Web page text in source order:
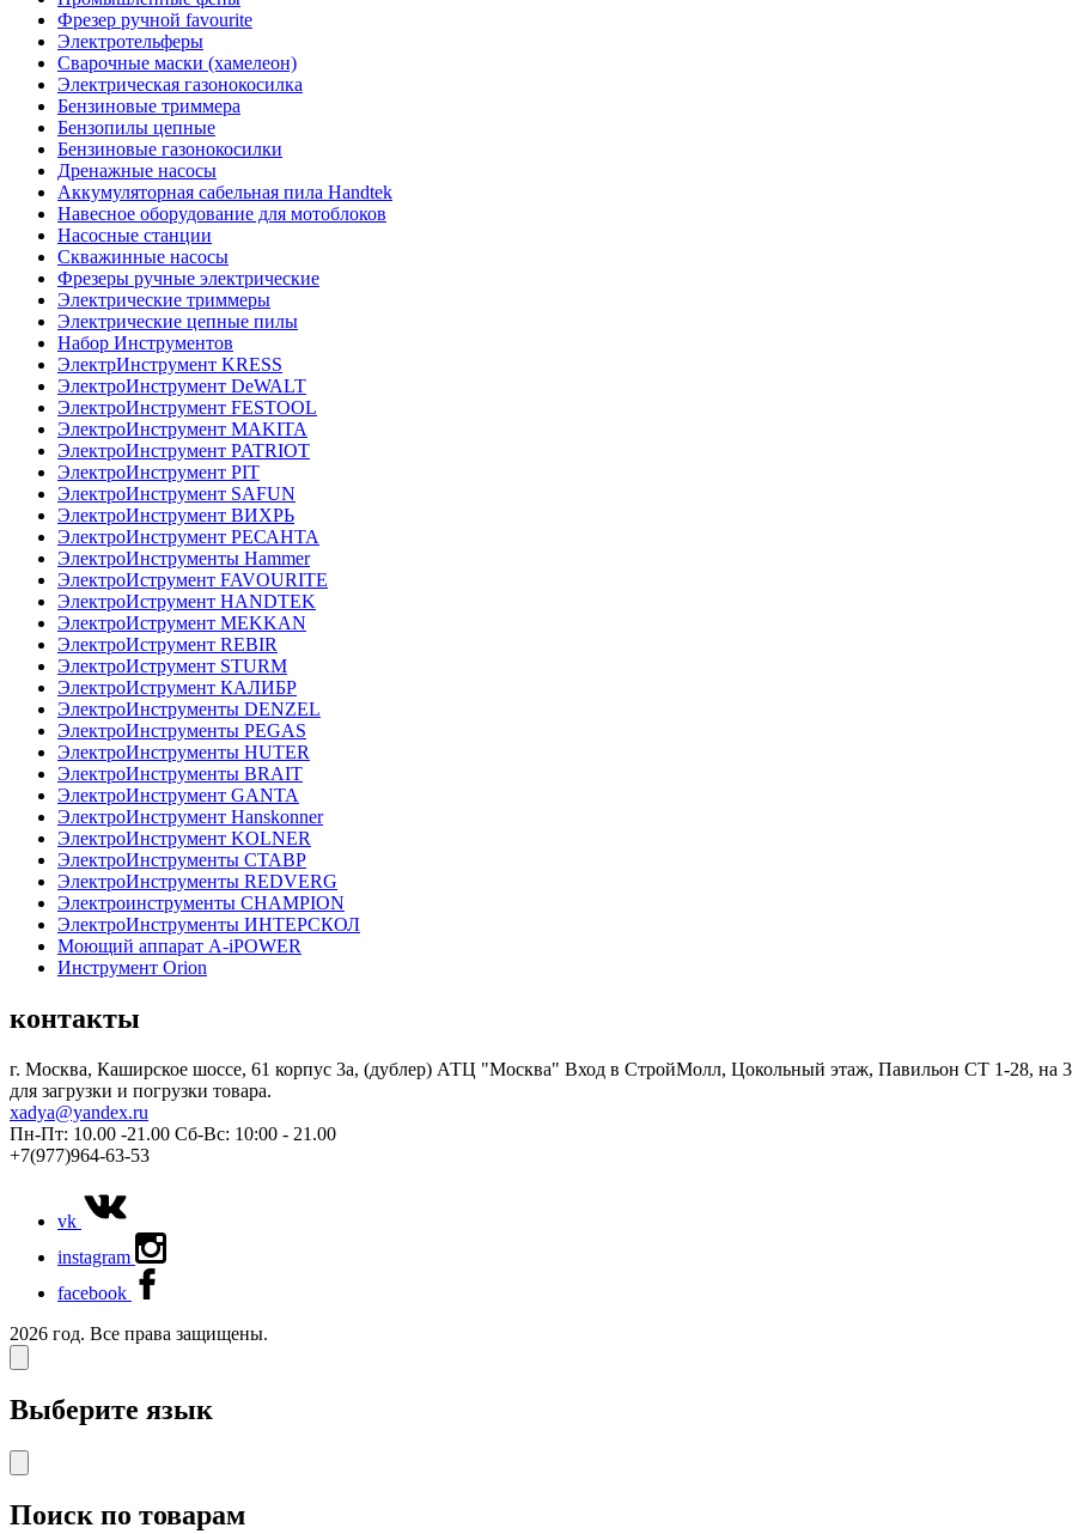
Фрезер ручной favourite
Электротельферы
Сварочные маски (хамелеон)
Электрическая газонокосилка
Бензиновые триммера
Бензопилы цепные
Бензиновые газонокосилки
Дренажные насосы
Аккумуляторная сабельная пила Handtek
Навесное оборудование для мотоблоков
Насосные станции
Скважинные насосы
Фрезеры ручные электрические
Электрические триммеры
Электрические цепные пилы
Набор Инструментов
ЭлектрИнструмент KRESS
ЭлектроИнструмент DeWALT
ЭлектроИнструмент FESTOOL
ЭлектроИнструмент MAKITA
ЭлектроИнструмент PATRIOT
ЭлектроИнструмент PIT
ЭлектроИнструмент SAFUN
ЭлектроИнструмент ВИХРЬ
ЭлектроИнструмент РЕСАНТА
ЭлектроИнструменты Hammer
ЭлектроИструмент FAVOURITE
ЭлектроИструмент HANDTEK
ЭлектроИструмент MEKKAN
ЭлектроИструмент REBIR
ЭлектроИструмент STURM
ЭлектроИструмент КАЛИБР
ЭлектроИнструменты DENZEL
ЭлектроИнструменты PEGAS
ЭлектроИнструменты HUTER
ЭлектроИнструменты BRAIT
ЭлектроИнструмент GANTA
ЭлектроИнструмент Hanskonner
ЭлектроИнструмент KOLNER
ЭлектроИнструменты СТАВР
ЭлектроИнструменты REDVERG
Электроинструменты CHAMPION
ЭлектроИнструменты ИНТЕРСКОЛ
Моющий аппарат A-iPOWER
Инструмент Orion
контакты
г. Москва, Каширское шоссе, 61 корпус 3а, (дублер) АТЦ "Москва" Вход в СтройМолл, Цокольный этаж, Павильон СТ 1-28, на 3
для загрузки и погрузки товара.
xadya@yandex.ru
Пн-Пт: 10.00 -21.00 Сб-Вс: 10:00 - 21.00
+7(977)964-63-53
vk
instagram
facebook
2026 год. Все права защищены.
Выберите язык
Поиск по товарам